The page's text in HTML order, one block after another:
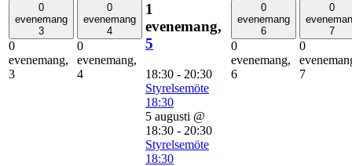
0
evenemang
3
0
evenemang,
3
0
evenemang
4
0
evenemang,
4
1
evenemang,
5
18:30 - 20:30
Styrelsemöte
18:30
5 augusti @
18:30 - 20:30
Styrelsemöte
18:30
0
evenemang
6
0
evenemang,
6
0
7
0
7